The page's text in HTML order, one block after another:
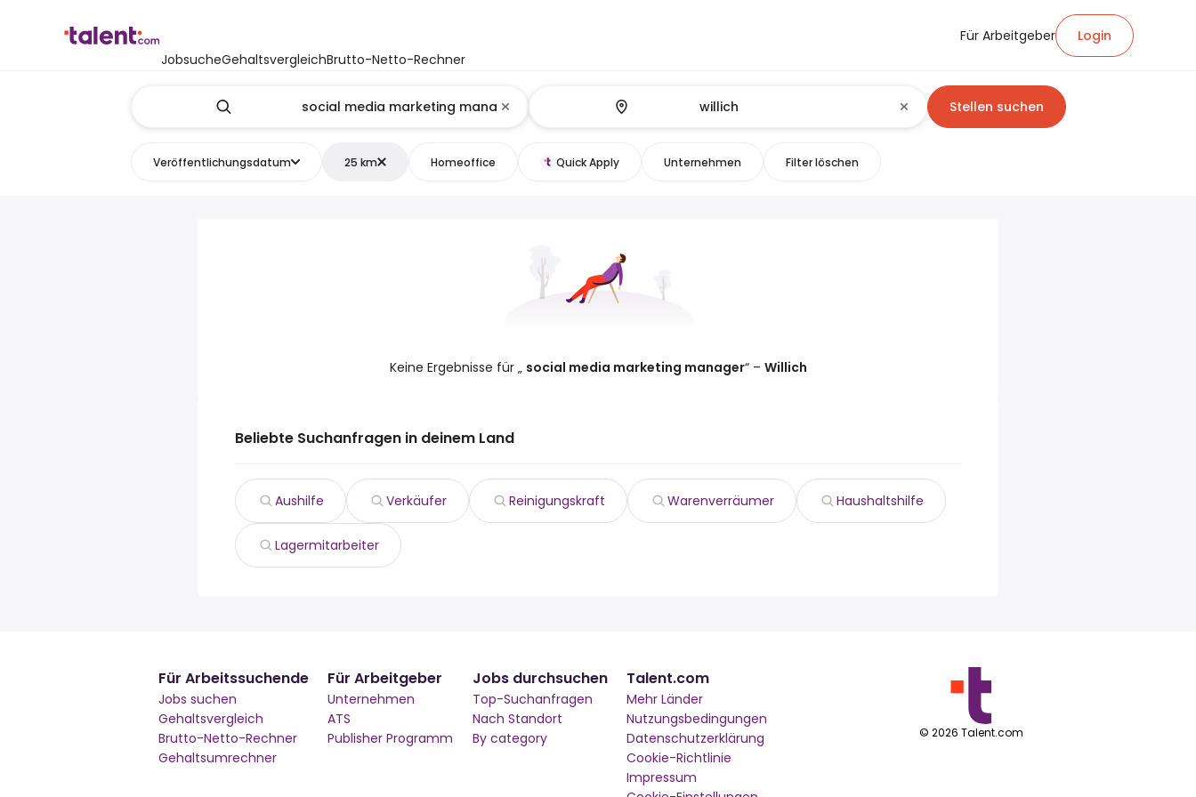
JobsucheGehaltsvergleichBrutto-Netto-Rechner
Für Arbeitgeber Login
Stellen suchen
Veröffentlichungsdatum 25 km Homeoffice Quick Apply Unternehmen Filter löschen
Keine Ergebnisse für „ social media marketing manager“ – Willich
Beliebte Suchanfragen in deinem Land
Aushilfe Verkäufer Reinigungskraft Warenverräumer Haushaltshilfe
Lagermitarbeiter
Für Arbeitssuchende
Jobs suchen
Gehaltsvergleich
Brutto-Netto-Rechner
Gehaltsumrechner
Für Arbeitgeber
Unternehmen
ATS
Publisher Programm
Jobs durchsuchen
Top-Suchanfragen
Nach Standort
By category
Talent.com
Mehr Länder
Nutzungsbedingungen
Datenschutzerklärung
Cookie-Richtlinie
Impressum
© 2026 Talent.com